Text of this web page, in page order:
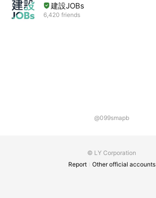
建設JOBs
6,420 friends
@099smapb
© LY Corporation
Report
Other official accounts